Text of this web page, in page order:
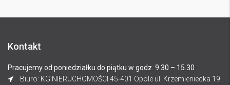
Kontakt
Pracujemy od poniedziałku do piątku w godz. 9.30 – 15.30
Biuro: KG NIERUCHOMOŚCI 45-401 Opole ul. Krzemieniecka 19